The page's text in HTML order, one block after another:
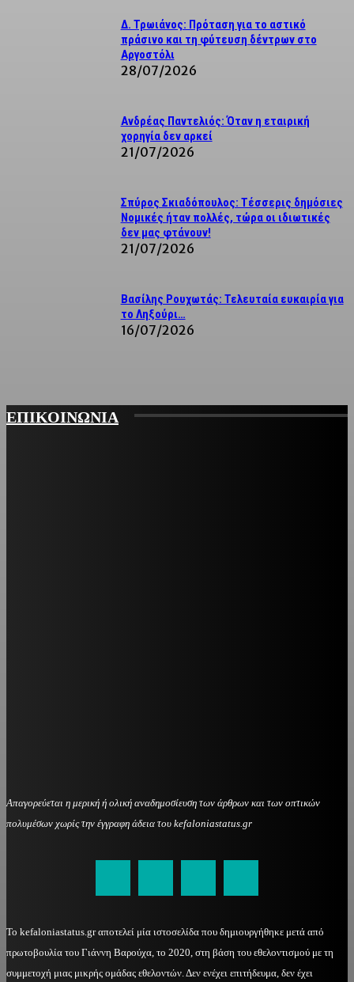
Δ. Τρωιάνος: Πρόταση για το αστικό
πράσινο και τη φύτευση δέντρων στο
Αργοστόλι
28/07/2026
Ανδρέας Παντελιός: Όταν η εταιρική
χορηγία δεν αρκεί
21/07/2026
Σπύρος Σκιαδόπουλος: Τέσσερις δημόσιες
Νομικές ήταν πολλές, τώρα οι ιδιωτικές
δεν μας φτάνουν!
21/07/2026
Βασίλης Ρουχωτάς: Τελευταία ευκαιρία για
το Ληξούρι…
16/07/2026
ΕΠΙΚΟΙΝΩΝΙΑ
Απαγορεύεται η μερική ή ολική αναδημοσίευση των άρθρων και των οπτικών
πολυμέσων χωρίς την έγγραφη άδεια του kefaloniastatus.gr
Το kefaloniastatus.gr αποτελεί μία ιστοσελίδα που δημιουργήθηκε μετά από
πρωτοβουλία του Γιάννη Βαρούχα, το 2020, στη βάση του εθελοντισμού με τη
συμμετοχή μιας μικρής ομάδας εθελοντών. Δεν ενέχει επιτήδευμα, δεν έχει